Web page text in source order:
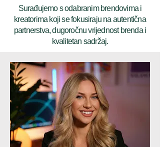
Surađujemo s odabranim brendovima i
kreatorima koji se fokusiraju na autentična
partnerstva, dugoročnu vrijednost brenda i
kvalitetan sadržaj.